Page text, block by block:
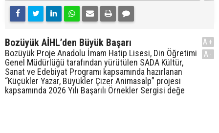
Bozüyük AİHL’den Büyük Başarı
Bozüyük Proje Anadolu İmam Hatip Lisesi, Din Öğretimi
Genel Müdürlüğü tarafından yürütülen SADA Kültür,
Sanat ve Edebiyat Programı kapsamında hazırlanan
“Küçükler Yazar, Büyükler Çizer Animasalp” projesi
kapsamında 2026 Yılı Başarılı Örnekler Sergisi değe
A+
A-